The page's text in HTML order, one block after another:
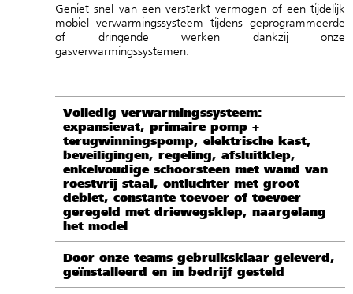
Geniet snel van een versterkt vermogen of een tijdelijk
mobiel verwarmingssysteem tijdens geprogrammeerde
of dringende werken dankzij onze
gasverwarmingssystemen.
Volledig verwarmingssysteem:
expansievat, primaire pomp +
terugwinningspomp, elektrische kast,
beveiligingen, regeling, afsluitklep,
enkelvoudige schoorsteen met wand van
roestvrij staal, ontluchter met groot
debiet, constante toevoer of toevoer
geregeld met driewegsklep, naargelang
het model
Door onze teams gebruiksklaar geleverd,
geïnstalleerd en in bedrijf gesteld